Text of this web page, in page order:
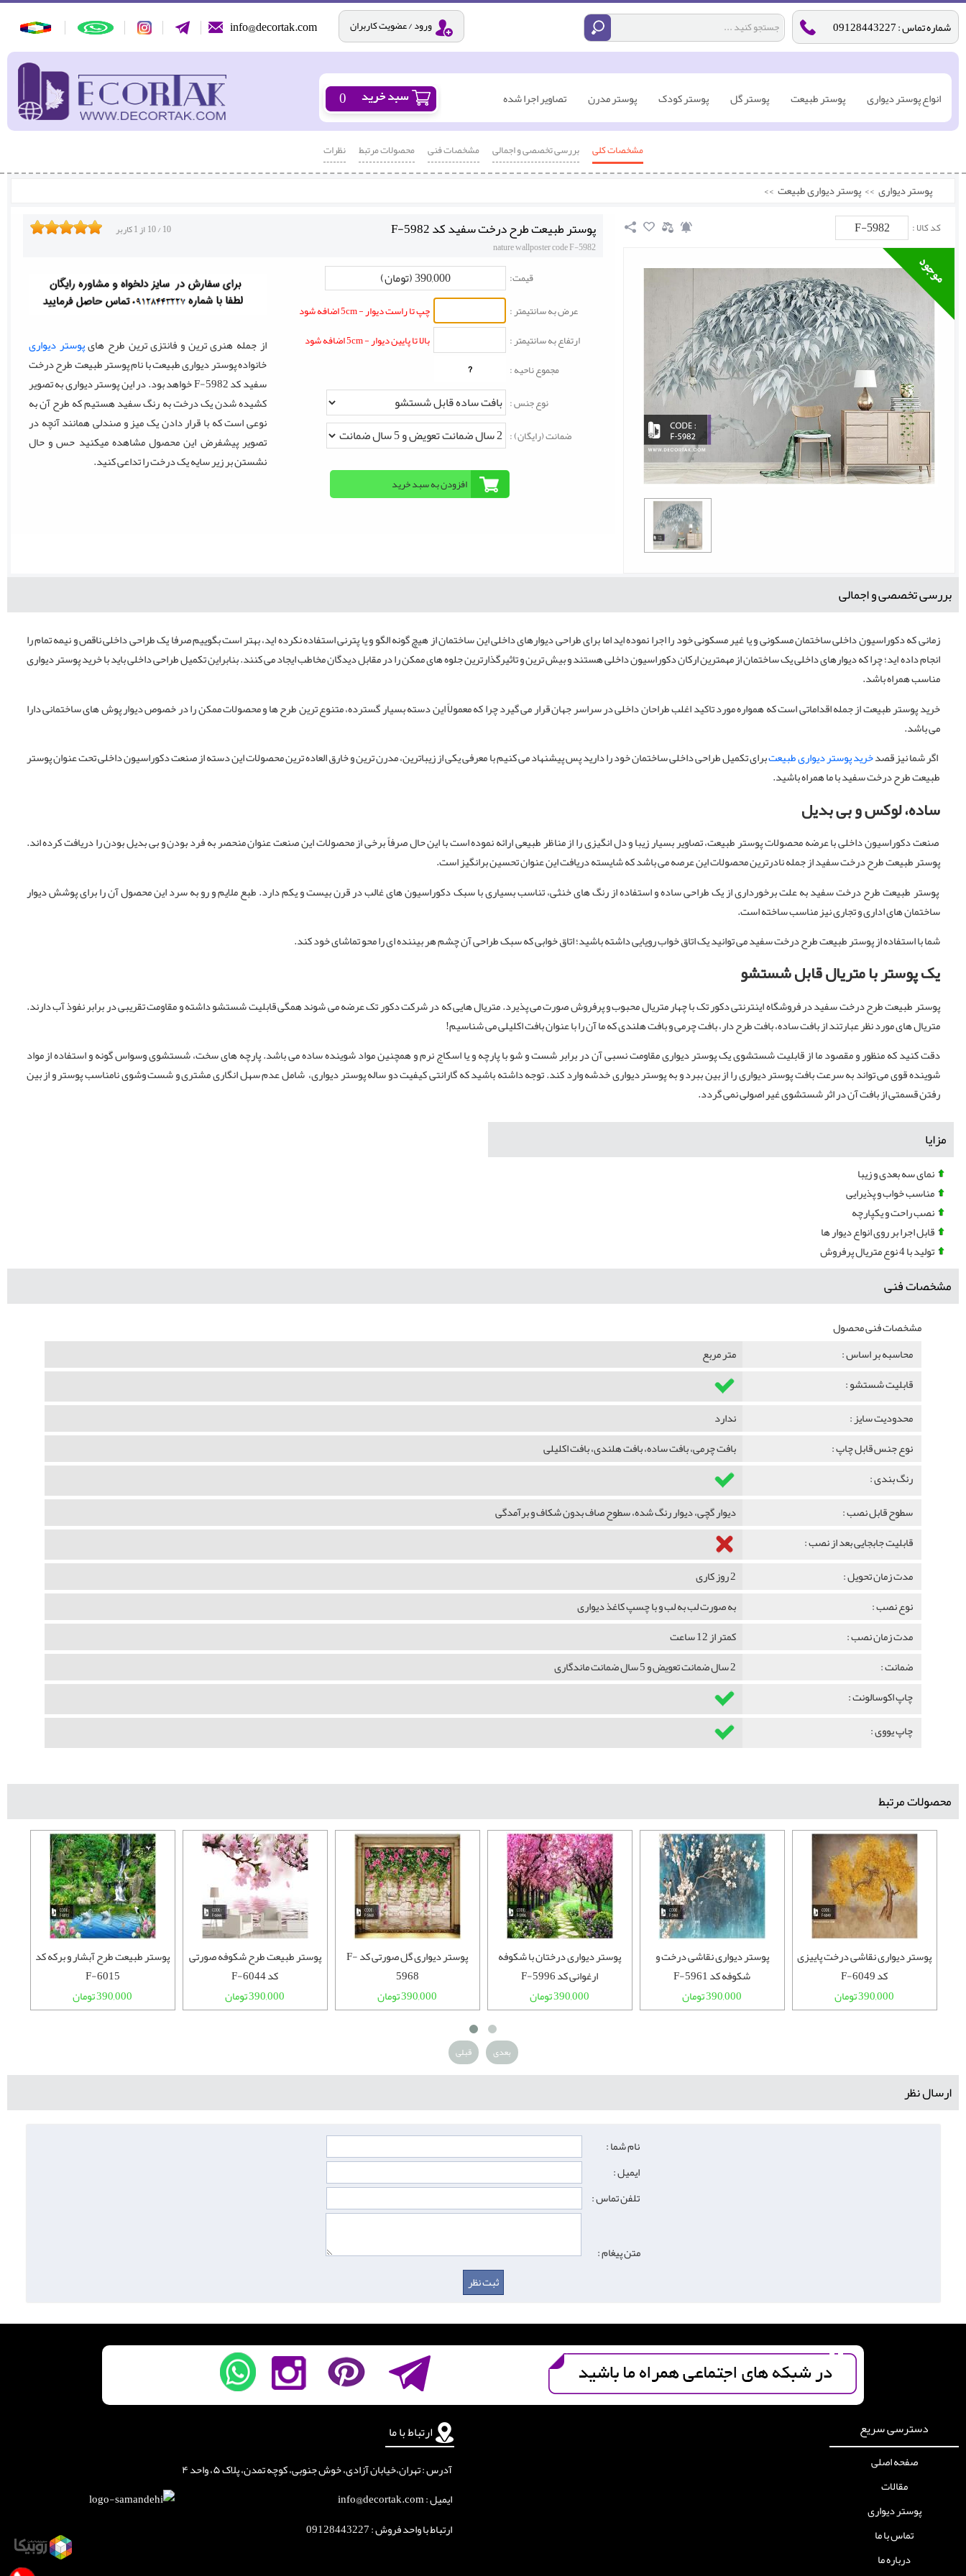
شماره تماس : 09128443227 info@decortak.com ورود / عضویت کاربران
انواع پوستر دیواری پوستر طبیعت پوستر گل پوستر کودک پوستر مدرن تصاویر اجرا شده 0
مشخصات کلی بررسی تخصصی و اجمالی مشخصات فنی محصولات مرتبط نظرات
پوستر دیواری >> پوستر دیواری طبیعت >>
کد کالا : F-5982 پوستر طبیعت طرح درخت سفید کد F-5982 10/10 از1کاربر
nature wallposter code F-5982
قیمت: 390,000 (تومان)
عرض به سانتیمتر :
چپ تا راست دیوار - 5cm اضافه شود
ارتفاع به سانتیمتر :
بالا تا پایین دیوار - 5cm اضافه شود
مجموع ناحیه :
?
نوع جنس :
ضمانت (رایگان) :
از جمله هنری ترین و فانتزی ترین طرح هایپوستر دیواری
خانواده پوستر دیواری طبیعت با نام پوستر طبیعت طرح درخت
سفید کد F-5982 خواهد بود. در این پوستر دیواری به تصویر
کشیده شدن یک درخت به رنگ سفید هستیم که طرح آن به
نوعی است که با قرار دادن یک میز و صندلی همانند آنچه در
تصویر پیشفرض این محصول مشاهده میکنید حس و حال
نشستن بر زیر سایه یک درخت را تداعی کنید.
بررسی تخصصی و اجمالی
زمانی که دکوراسیون داخلی ساختمان مسکونی و یا غیر مسکونی خود را اجرا نموده اید اما برای طراحی دیوارهای داخلی این ساختمان از هیچ گونه الگو و یا پترنی استفاده نکرده ‌اید، بهتر است بگوییم صرفا یک طراحی داخلی ناقص و نیمه تمام را
انجام داده اید؛ چرا که دیوارهای داخلی یک ساختمان از مهمترین ارکان دکوراسیون داخلی هستند و بیش ترین و تاثیرگذارترین جلوه ‌های ممکن را در مقابل دیدگان مخاطب ایجاد می کنند. بنابراین تکمیل طراحی داخلی باید با خرید پوستر دیواری
مناسب همراه باشد.
خرید پوستر طبیعت از جمله اقداماتی است که همواره مورد تاکید اغلب طراحان داخلی در سراسر جهان قرار می‌ گیرد چرا که معمولاً این دسته بسیار گسترده، متنوع ترین طرح ها و محصولات ممکن را در خصوص دیوار پوش های ساختمانی دارا
می باشد.
اگر شما نیز قصدخرید پوستر دیواری طبیعتبرای تکمیل طراحی داخلی ساختمان خود را دارید پس پیشنهاد می کنیم با معرفی یکی از زیباترین، مدرن ترین و خارق العاده ترین محصولات این دسته از صنعت دکوراسیون داخلی تحت عنوان پوستر
طبیعت طرح درخت سفید با ما همراه باشید.
ساده، لوکس و بی بدیل
صنعت دکوراسیون داخلی با عرضه‌ محصولات پوستر طبیعت، تصاویر بسیار زیبا و دل انگیزی را از مناظر طبیعی ارائه نموده است با این حال صرفاً برخی از محصولات این صنعت عنوان منحصر به فرد بودن و بی بدیل بودن را دریافت کرده اند.
پوستر طبیعت طرح درخت سفید از جمله نادرترین محصولات این عرصه می باشد که شایسته دریافت این عنوان تحسین برانگیز است.
پوستر طبیعت طرح درخت سفید به علت برخورداری از یک طراحی ساده و استفاده از رنگ های خنثی، تناسب بسیاری با سبک دکوراسیون های غالب در قرن بیست و یکم دارد. طبع ملایم و رو به سرد این محصول آن را برای پوشش دیوار
ساختمان های اداری و تجاری نیز مناسب ساخته است.
شما با استفاده از پوستر طبیعت طرح درخت سفید می توانید یک اتاق خواب رویایی داشته باشید؛ اتاق خوابی که سبک طراحی آن چشم هر بیننده ای را محو تماشای خود کند.
یک پوستر با متریال قابل شستشو
پوستر طبیعت طرح درخت سفید در فروشگاه اینترنتی دکور تک با چهار متریال محبوب و پرفروش صورت می پذیرد. متریال هایی که در شرکت دکور تک عرضه می شوند همگی قابلیت شستشو داشته و مقاومت تقریبی در برابر نفوذ آب دارند.
متریال های مورد نظر عبارتند از بافت ساده، بافت طرح دار، بافت چرمی و بافت هلندی که ما آن را با عنوان بافت اکلیلی می شناسیم!
دقت کنید که منظور و مقصود ما از قابلیت شستشوی یک پوستر دیواری مقاومت نسبی آن در برابر شست و شو با پارچه و یا اسکاج نرم و همچنین مواد شوینده ساده می باشد. پارچه های سخت، شستشوی وسواس گونه و استفاده از مواد
شوینده قوی می تواند به سرعت بافت پوستر دیواری را از بین ببرد و به پوستر دیواری خدشه وارد کند. توجه داشته باشید که گارانتی کیفیت دو ساله پوستر دیواری، شامل عدم سهل انگاری مشتری و شست ‌وشوی نامناسب پوستر و از بین
رفتن قسمتی از بافت آن در اثر شستشوی غیر اصولی نمی گردد.
مزایا
نمای سه بعدی و زیبا
مناسب خواب و پذیرایی
نصب راحت و یکپارچه
قابل اجرا بر روی انواع دیوار ها
تولید با 4 نوع متریال پرفروش
مشخصات فنی
مشخصات فنی محصول
محاسبه بر اساس :
متر مربع
قابلیت شستشو :
محدودیت سایز :
ندارد
نوع جنس قابل چاپ :
بافت چرمی، بافت ساده، بافت هلندی، بافت اکلیلی
رنگ بندی :
سطوح قابل نصب :
دیوار گچی، دیوار رنگ شده، سطوح صاف بدون شکاف و برآمدگی
قابلیت جابجایی بعد از نصب :
مدت زمان تحویل :
2 روز کاری
نوع نصب :
به صورت لب به لب و با چسپ کاغذ دیواری
مدت زمان نصب :
کمتر از 12 ساعت
ضمانت :
2 سال ضمانت تعویض و 5 سال ضمانت ماندگاری
چاپ اکوسالونت :
چاپ یووی :
محصولات مرتبط
پوستر طبیعت طرح آبشار و برکه کد
F-6015
390,000 تومان
پوستر طبیعت طرح شکوفه صورتی
کد F-6044
390,000 تومان
پوستر دیواری گل صورتی کد F-
5968
390,000 تومان
پوستر دیواری درختان با شکوفه
ارغوانی کد F-5996
390,000 تومان
پوستر دیواری نقاشی درخت و
شکوفه کد F-5961
390,000 تومان
پوستر دیواری نقاشی درخت پاییزی
کد F-6049
390,000 تومان
قبلی بعدی
ارسال نظر
نام شما :
ایمیل :
تلفن تماس :
متن پیغام :
دسترسی سریع
صفحه اصلی
مقالات
پوستر دیواری
تماس با ما
درباره ما
ارتباط با ما
آدرس : تهران،خیابان آزادی، خوش جنوبی، کوچه تمدن، پلاک ۵، واحد ۴
ایمیل : info@decortak.com
ارتباط با واحد فروش :09128443227